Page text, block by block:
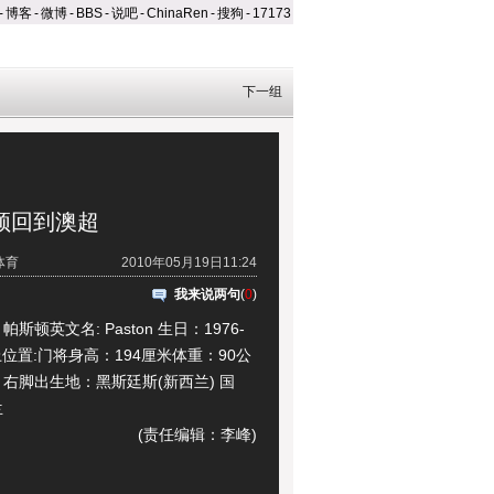
-博客-微博- BBS-说吧-ChinaRen -搜狗 - 17173
下一组
回到澳超
2010年05月19日11:24
育
我来说两句(0)
顿英文名: Paston 生日：1976-
置:门将身高：194厘米体重：90公
右脚出生地：黑斯廷斯(新西兰) 国
(责任编辑：李峰)